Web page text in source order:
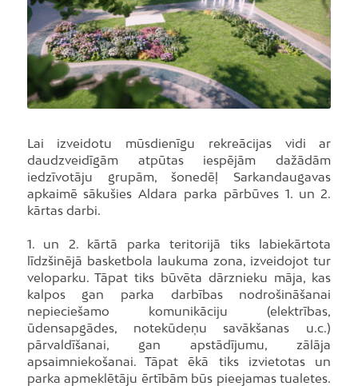
Lai izveidotu mūsdienīgu rekreācijas vidi ar
daudzveidīgām atpūtas iespējām dažādām
iedzīvotāju grupām, šonedēļ Sarkandaugavas
apkaimē sākušies Aldara parka pārbūves 1. un 2.
kārtas darbi.
1. un 2. kārtā parka teritorijā tiks labiekārtota
līdzšinējā basketbola laukuma zona, izveidojot tur
veloparku. Tāpat tiks būvēta dārznieku māja, kas
kalpos gan parka darbības nodrošināšanai
nepieciešamo komunikāciju (elektrības,
ūdensapgādes, notekūdeņu savākšanas u.c.)
pārvaldīšanai, gan apstādījumu, zālāja
apsaimniekošanai. Tāpat ēkā tiks izvietotas un
parka apmeklētāju ērtībām būs pieejamas tualetes.